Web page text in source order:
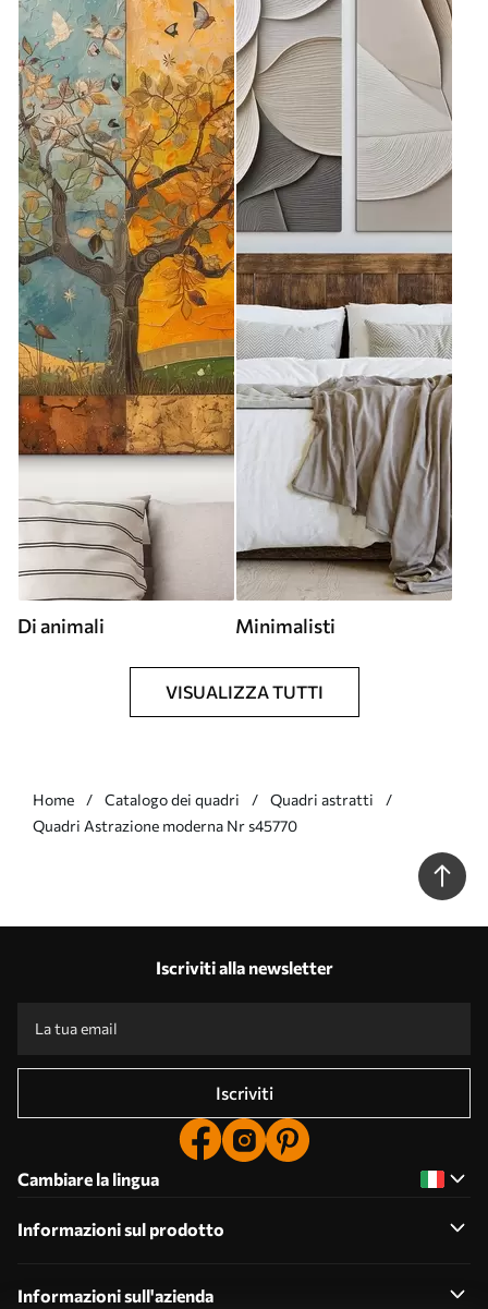
Di animali Minimalisti
VISUALIZZA TUTTI
Home Catalogo dei quadri
Quadri astratti
Quadri Astrazione moderna Nr s45770
Iscriviti alla newsletter
Iscriviti
Cambiare la lingua
Informazioni sul prodotto
Informazioni sull'azienda